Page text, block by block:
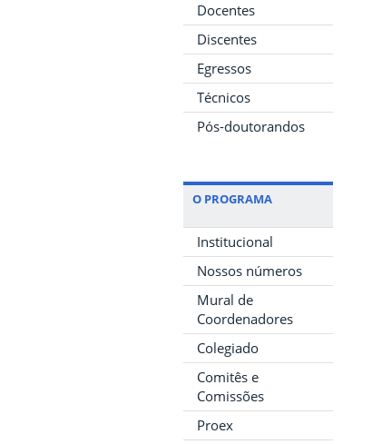
Docentes
Discentes
Egressos
Técnicos
Pós-doutorandos
O PROGRAMA
Institucional
Nossos números
Mural de
Coordenadores
Colegiado
Comitês e
Comissões
Proex